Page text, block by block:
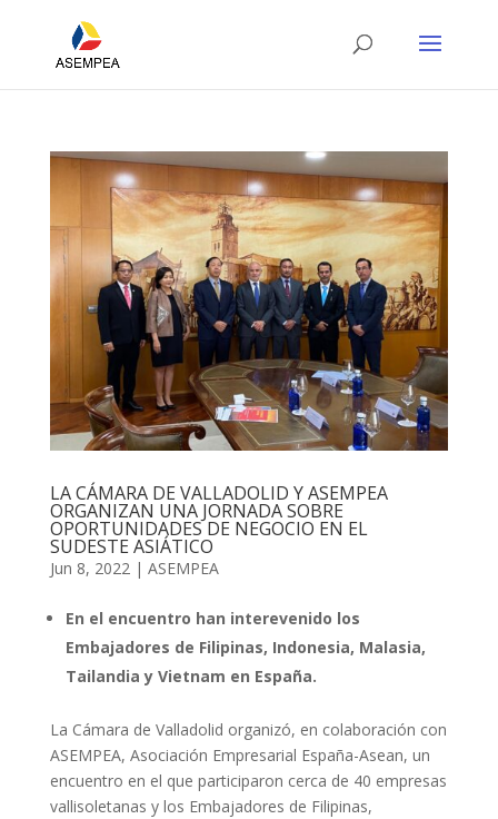
LA CÁMARA DE VALLADOLID Y ASEMPEA
ORGANIZAN UNA JORNADA SOBRE
OPORTUNIDADES DE NEGOCIO EN EL
SUDESTE ASIÁTICO
Jun 8, 2022 | ASEMPEA
En el encuentro han interevenido los
Embajadores de Filipinas, Indonesia, Malasia,
Tailandia y Vietnam en España.
La Cámara de Valladolid organizó, en colaboración con
ASEMPEA, Asociación Empresarial España-Asean, un
encuentro en el que participaron cerca de 40 empresas
vallisoletanas y los Embajadores de Filipinas,